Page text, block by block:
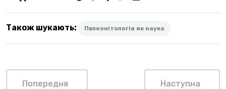
Також шукають: Пвлеонітологія як наука
Попередня Наступна